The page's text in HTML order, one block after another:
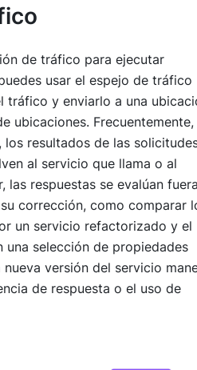
de tráfico para ejecutar
usar el espejo de tráfico
tráfico y enviarlo a una
ubicaciones. Frecuentemente,
, los resultados de las
al servicio que llama o al
las respuestas se evalúan
corrección, como comparar
un servicio refactorizado y el
una selección de propiedades
versión del servicio
de respuesta o el uso de